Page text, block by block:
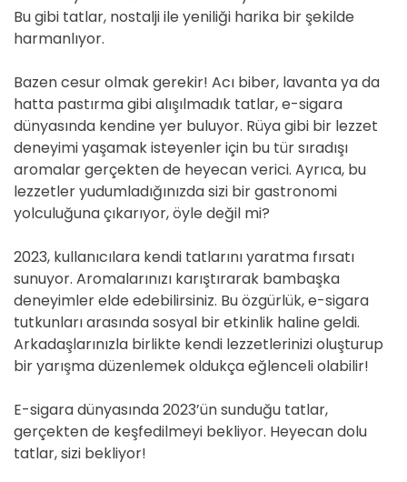
Bu gibi tatlar, nostalji ile yeniliği harika bir şekilde
harmanlıyor.
Bazen cesur olmak gerekir! Acı biber, lavanta ya da
hatta pastırma gibi alışılmadık tatlar, e-sigara
dünyasında kendine yer buluyor. Rüya gibi bir lezzet
deneyimi yaşamak isteyenler için bu tür sıradışı
aromalar gerçekten de heyecan verici. Ayrıca, bu
lezzetler yudumladığınızda sizi bir gastronomi
yolculuğuna çıkarıyor, öyle değil mi?
2023, kullanıcılara kendi tatlarını yaratma fırsatı
sunuyor. Aromalarınızı karıştırarak bambaşka
deneyimler elde edebilirsiniz. Bu özgürlük, e-sigara
tutkunları arasında sosyal bir etkinlik haline geldi.
Arkadaşlarınızla birlikte kendi lezzetlerinizi oluşturup
bir yarışma düzenlemek oldukça eğlenceli olabilir!
E-sigara dünyasında 2023’ün sunduğu tatlar,
gerçekten de keşfedilmeyi bekliyor. Heyecan dolu
tatlar, sizi bekliyor!